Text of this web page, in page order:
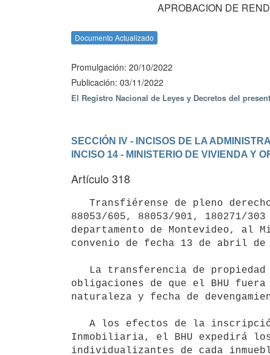
APROBACION DE
Documento Actualizado
Promulgación: 20/10/2022
Publicación: 03/11/2022
El Registro Nacional de Leyes y Decretos del
SECCIÓN IV - INCISOS DE LA
INCISO 14 - MINISTERIO DE VIVIENDA Y
Artículo 318
88053/605, 88053/901, 180271/
departamento de Montevideo,
convenio de fecha 13 de abril de
obligaciones de que el BHU
naturaleza y fecha de
Inmobiliaria, el BHU expedirá
individualizantes de cada